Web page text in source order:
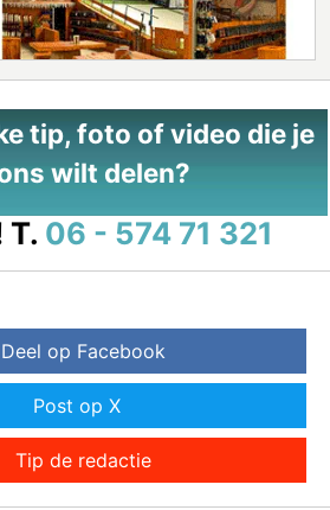
tip, foto of video die je
wilt delen?
T. 06 - 574 71 321
Deel op Facebook
Post op X
Tip de redactie